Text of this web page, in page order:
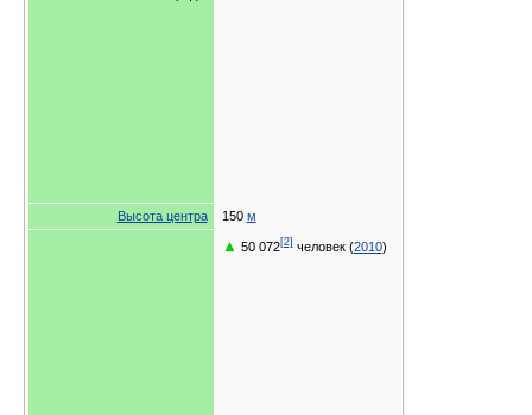
Высота центра 150 м
▲ 50 072[2]человек (2010)